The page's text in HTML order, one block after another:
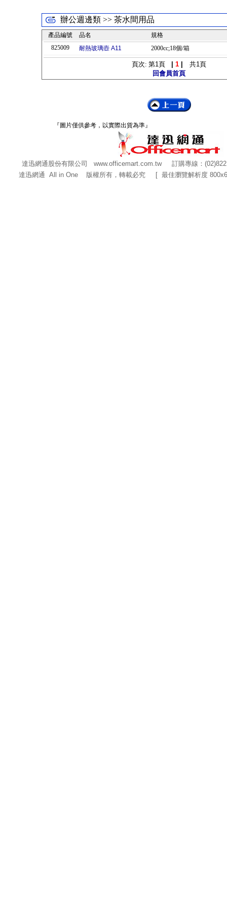
辦公週邊類 >> 茶水間用品
產品編號 品名
規格
825009
耐熱玻璃壺 A11 2000cc;18個/箱
頁次: 第1頁 1| 共1頁
回會員首頁
『圖片僅供參考，以實際出貨為準』
達迅網通股份有限公司 www.officemart.com.tw訂購專線：
達迅網通 All in One 版權所有，轉載必究 [ 最佳瀏覽解析度